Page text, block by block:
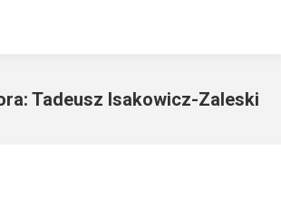
Tadeusz Isakowicz-Zaleski